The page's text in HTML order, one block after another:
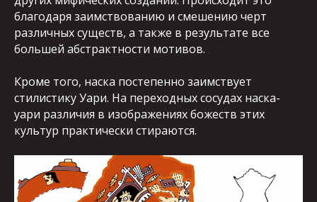
благодаря заимствованию и смешению черт
различных существ, а также в результате все
большей абстрактности мотивов.
Кроме того, наска постепенно заимствует
стилистику Уари. На переходных сосудах наска-
уари различия в изображениях божеств этих
культур практически стираются.